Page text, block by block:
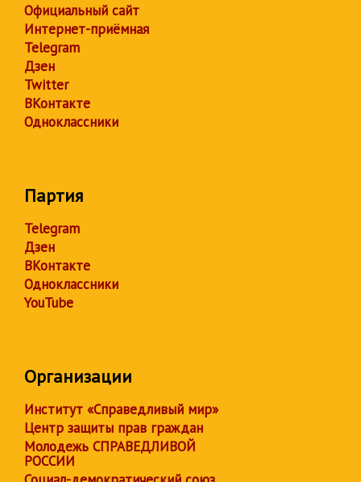
Официальный сайт
Интернет-приёмная
Telegram
Дзен
Twitter
ВКонтакте
Одноклассники
Партия
Telegram
Дзен
ВКонтакте
Одноклассники
YouTube
Организации
Институт «Справедливый мир»
Центр защиты прав граждан
Молодежь СПРАВЕДЛИВОЙ
РОССИИ